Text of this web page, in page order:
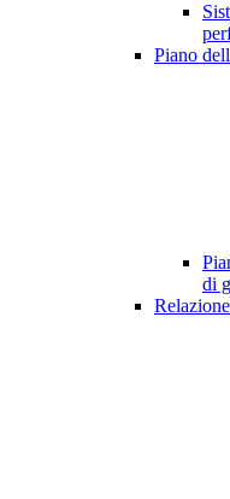
Piano
di